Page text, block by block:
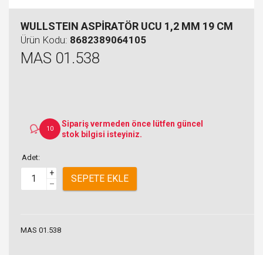
WULLSTEIN ASPİRATÖR UCU 1,2 MM 19 CM
Ürün Kodu: 8682389064105
MAS 01.538
10
Sipariş vermeden önce lütfen güncel
stok bilgisi isteyiniz.
Adet:
+
–
SEPETE EKLE
MAS 01.538